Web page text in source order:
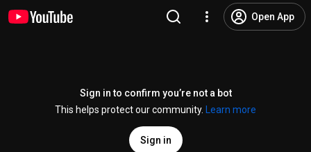
Open App
Sign in to confirm you’re not a bot
This helps protect our community.
Learn more
Sign in